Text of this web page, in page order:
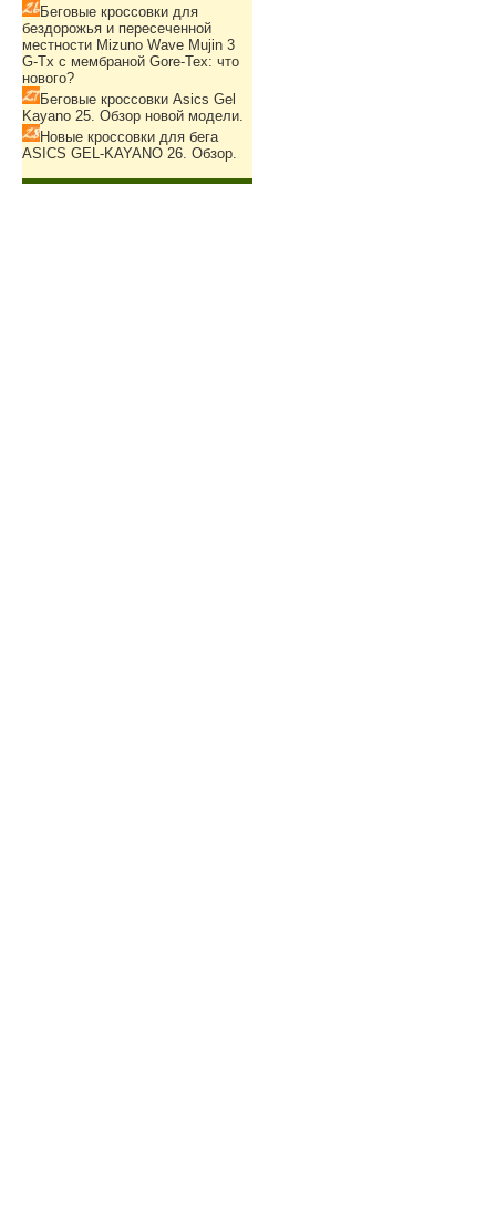
Беговые кроссовки для
бездорожья и пересеченной
местности Mizuno Wave Mujin 3
G-Tx с мембраной Gore-Tex: что
нового?
Беговые кроссовки Asics Gel
Kayano 25. Обзор новой модели.
Новые кроссовки для бега
ASICS GEL-KAYANO 26. Обзор.